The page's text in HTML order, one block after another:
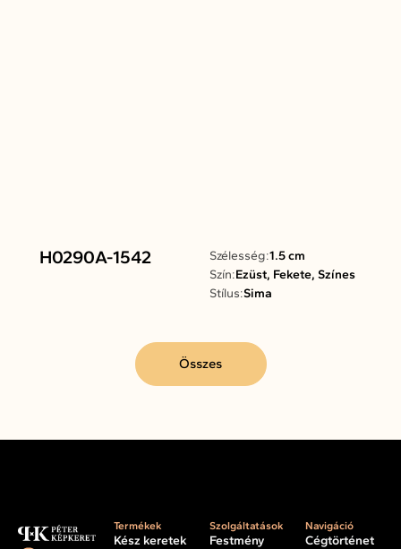
H0290A-1542 Szélesség:1.5 cm
Szín:Ezüst, Fekete, Színes
Stílus:Sima
Összes
Termékek
Kész keretek
Szolgáltatások
Festmény
Navigáció
Cégtörténet